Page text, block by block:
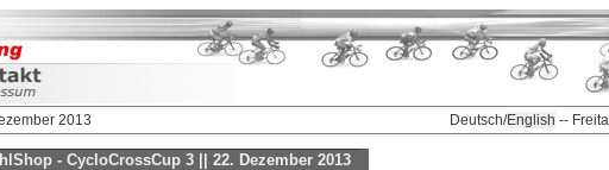
2013 Deutsch/English --
- CycloCrossCup 3 || 22. Dezember 2013